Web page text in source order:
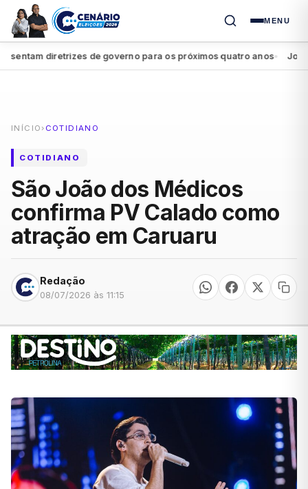
MENU
diretrizes de governo para os próximos quatro anos● João
INÍCIO › COTIDIANO
COTIDIANO
São João dos Médicos
confirma PV Calado como
atração em Caruaru
Redação
08/07/2026 às 11:15